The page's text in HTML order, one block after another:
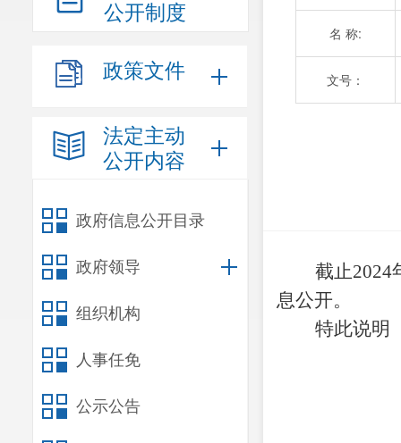
公开制度
政策文件
法定主动
公开内容
政府信息公开目录
政府领导
组织机构
人事任免
公示公告
名 称:
文号：
截止2024
息公开。
特此说明